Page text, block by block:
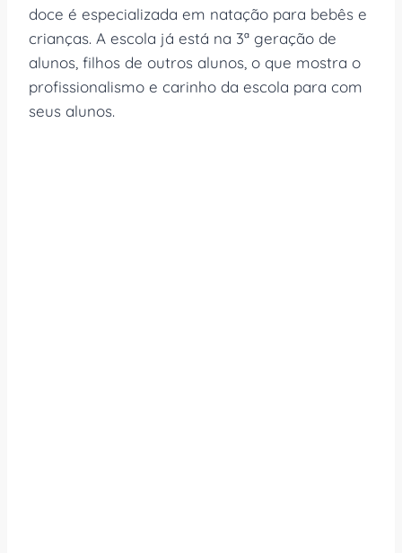
doce é especializada em natação para bebês e
crianças. A escola já está na 3ª geração de
alunos, filhos de outros alunos, o que mostra o
profissionalismo e carinho da escola para com
seus alunos.